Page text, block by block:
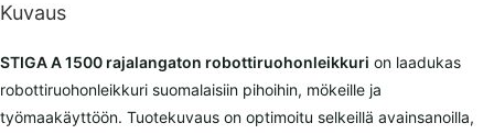
Kuvaus
STIGA A 1500 rajalangaton robottiruohonleikkuri on laadukas
robottiruohonleikkuri suomalaisiin pihoihin, mökeille ja
työmaakäyttöön. Tuotekuvaus on optimoitu selkeillä avainsanoilla,